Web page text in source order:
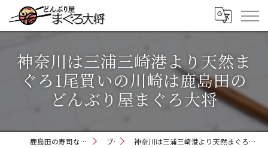
神奈川は三浦三崎港より天然ま
ぐろ1尾買いの川崎は鹿島田の
どんぶり屋まぐろ大将
鹿島田の寿司ならどんぶり屋まぐろ大将 ブログ 神奈川は三浦三崎港より天然まぐろ1尾買いの川崎は鹿島田のどんぶり屋まぐろ大将